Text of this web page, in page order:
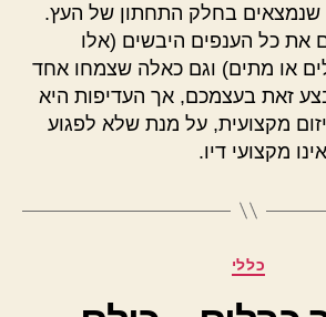
שנמצאים בחלק התחתון של העץ.
את כל הענפים היבשים (אלו
או מתים) וגם כאלה שצמחו אחד
זאת בעצמכם, אך העדיפות היא
מקצועית, על מנת שלא לפגוע
מקצועי דיו.
קטגוריותכללי